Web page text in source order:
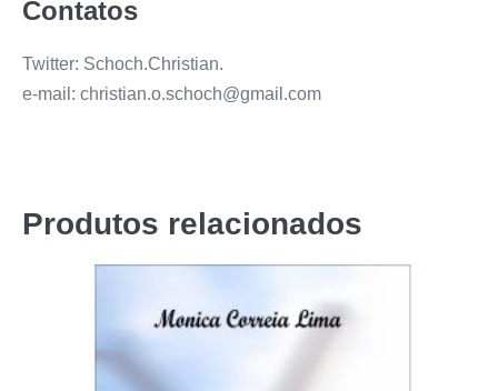
Contatos
Twitter: Schoch.Christian.
e-mail: christian.o.schoch@gmail.com
Produtos relacionados